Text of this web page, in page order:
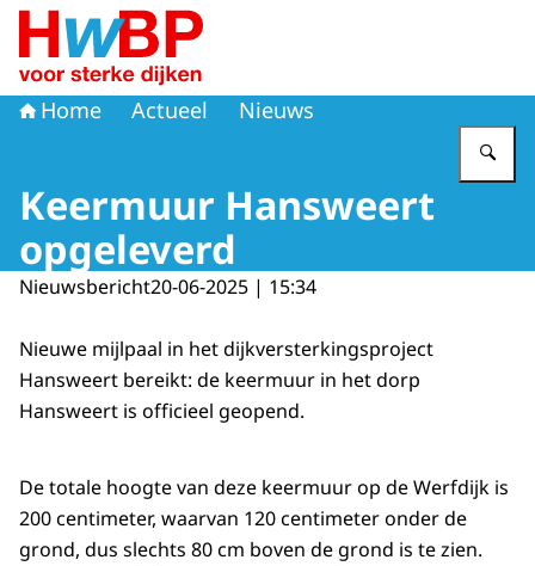
Naar de homepage van
Home Actueel Nieuws
Keermuur Hansweert
opgeleverd
Nieuwsbericht20-06-2025 | 15:34
Nieuwe mijlpaal in het dijkversterkingsproject
Hansweert bereikt: de keermuur in het dorp
Hansweert is officieel geopend.
De totale hoogte van deze keermuur op de Werfdijk is
200 centimeter, waarvan 120 centimeter onder de
grond, dus slechts 80 cm boven de grond is te zien.